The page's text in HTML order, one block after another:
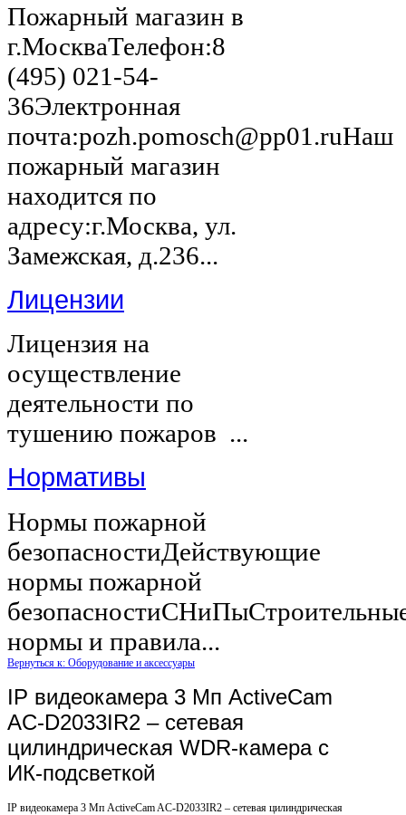
Пожарный магазин в
г.МоскваТелефон:8
(495) 021-54-
36Электронная
почта:pozh.pomosch@pp01.ruНаш
пожарный магазин
находится по
адресу:г.Москва, ул.
Замежская, д.236...
Лицензии
Лицензия на
осуществление
деятельности по
тушению пожаров ...
Нормативы
Нормы пожарной
безопасностиДействующие
нормы пожарной
нормы и правила...
Вернуться к: Оборудование и аксессуары
IP видеокамера 3 Mп ActiveCam
AC-D2033IR2 – сетевая
цилиндрическая WDR-камера с
ИК-подсветкой
IP видеокамера 3 Mп ActiveCam AC-D2033IR2 – сетевая цилиндрическая